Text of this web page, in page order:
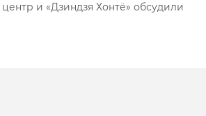
и «Дзиндзя Хонтё» обсудили